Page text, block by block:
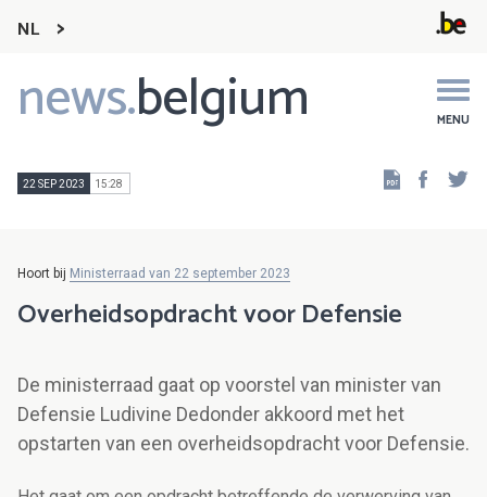
NL
news.belgium MENU
Main
navigation
22 SEP 2023 15:28
Hoort bij Ministerraad van 22 september 2023
Overheidsopdracht voor Defensie
De ministerraad gaat op voorstel van minister van
Defensie Ludivine Dedonder akkoord met het
opstarten van een overheidsopdracht voor Defensie.